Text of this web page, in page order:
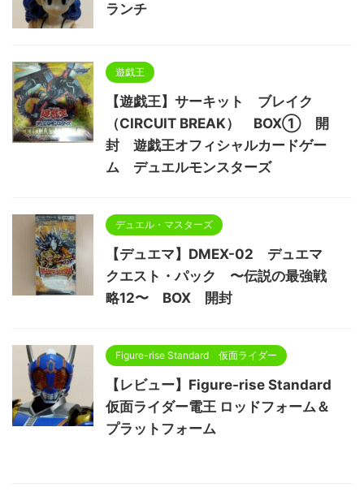
ランチ
遊戯王
【遊戯王】サーキット ブレイク
（CIRCUIT BREAK） BOX① 開
封 遊戯王オフィシャルカードゲー
ム デュエルモンスターズ
デュエル・マスターズ
【デュエマ】DMEX-02 デュエマ
クエスト・パック 〜伝説の最強戦
略12〜 BOX 開封
Figure-rise Standard 仮面ライダー
【レビュー】Figure-rise Standard
仮面ライダー電王 ロッドフォーム＆
プラットフォーム